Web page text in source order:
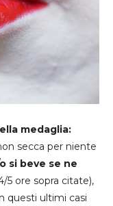
medaglia:
secca per niente
si beve se ne
5 ore sopra citate),
questi ultimi casi